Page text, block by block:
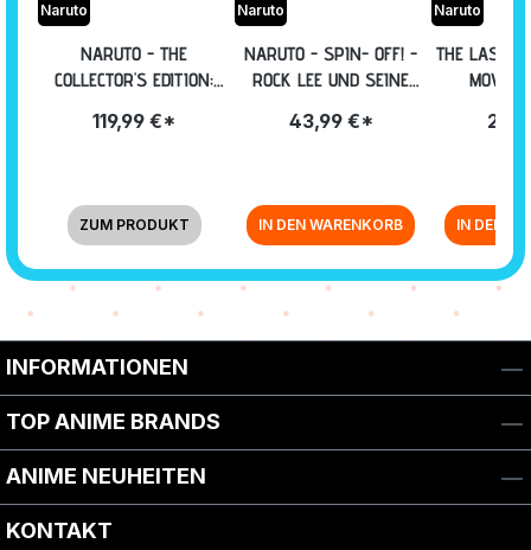
Naruto
NARUTO - THE
COLLECTOR'S EDITION:
119,99 €*
ZUM PRODUKT
Naruto
NARUTO - SPIN- OFF! -
ROCK LEE UND SEINE
VOLUME 3: EPISODE 27-
43,99 €*
IN DEN WARENKORB
Naruto
THE LAST:
MOVIE
IN DEN
Zurück zur Vor-/Zurück-Navigation
INFORMATIONEN
TOP ANIME BRANDS
ANIME NEUHEITEN
KONTAKT